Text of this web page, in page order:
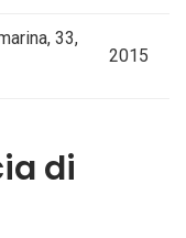
33,
2015
di